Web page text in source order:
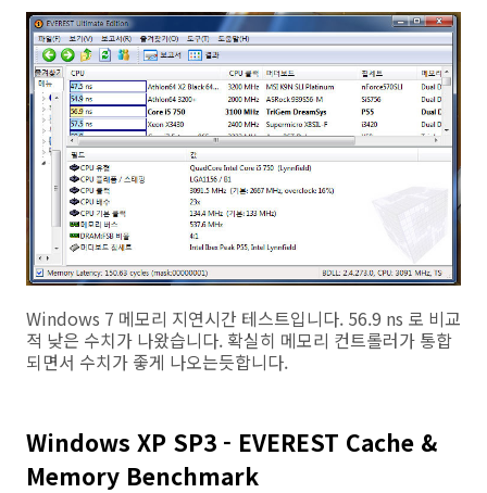
Windows 7 메모리 지연시간 테스트입니다. 56.9 ns 로 비교
적 낮은 수치가 나왔습니다. 확실히 메모리 컨트롤러가 통합
되면서 수치가 좋게 나오는듯합니다.
Windows XP SP3 - EVEREST Cache &
Memory Benchmark